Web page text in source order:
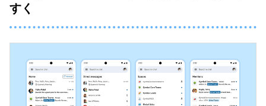
すく